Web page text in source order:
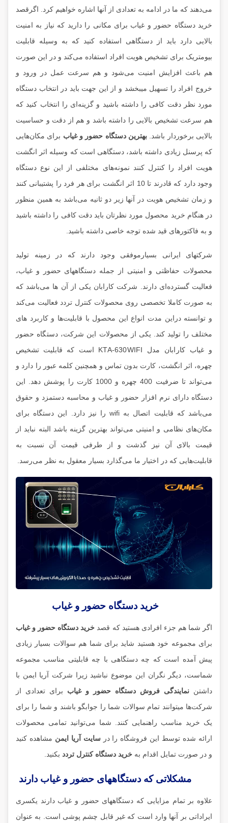
می‌دهند که ما در ادامه به تعدادی از آنها اشاره خواهیم کرد. اگرقصد
خرید دستگاه حضور و غیاب برای مکانی را دارید که نیاز به امنیت
بالایی دارد باید از دستگاهی استفاده کنید که به وسیله قابلیت
بیومتریک برای تشخیص هویت افراد استفاده می‌کند و در این صورت
هم باعث افزایش امنیت می‌شود و هم سرعت عمل در ورود و
خروج افراد را تسهیل میبخشد و از این جهت باید در انتخاب دستگاه
مورد نظر دقت کافی را داشته باشید و گزینه‌ای را انتخاب کنید که
هم سرعت تشخیص بالایی را داشته باشد و هم از دقت و حساسیت
بالایی برخوردار باشد. بهترین دستگاه حضور و غیاب برای مکان‌هایی
که پرسنل زیادی داشته باشد، دستگاهی است که وسیله اثر انگشت
هویت افراد را کنترل ‌کنند نمونه‌های مختلفی از این نوع دستگاه
وجود دارد که قادرند تا 10 اثر انگشت برای هر فرد را پشتیبانی کنند
و زمان تشخیص هویت در آنها زیر دو ثانیه می‌باشد به همین منظور
در هنگام خرید محصول مورد نظرتان باید دقت کافی را داشته باشید
و به فاکتورهای قید شده توجه خاصی داشته باشید.
شرکتهای ایرانی بسیارموفقی وجود دارند که در زمینه تولید
محصولات حفاظتی و امنیتی از جمله دستگاههای حضور و غیاب،
فعالیت گسترده‌ای دارند. شرکت کارابان یکی از آن ها می‌باشد که
به صورت کاملا تخصصی روی محصولات کنترل تردد فعالیت می‌کند
و توانسته دراین مدت انواع این محصول با قابلیت‌ها و کاربرد های
مختلف را تولید کند. یکی از محصولات این شرکت، دستگاه حضور
و غیاب کارابان مدل KTA-630WIFI
است که قابلیت تشخیص
چهره، اثر انگشت، کارت بدون تماس و همچنین کلمه عبور را دارد و
می‌تواند تا ضرفیت 400 چهره و 1000 کارت را پوشش دهد. این
دستگاه دارای نرم افزار حضور و غیاب و محاسبه دستمزد و حقوق
می‌باشد که قابلیت اتصال به wifi را نیز دارد. این دستگاه برای
مکان‌های نظامی و امنیتی می‌تواند بهترین گزینه باشد البته نباید از
قیمت بالای آن نیز گذشت و از طرفی قیمت آن نسبت به
قابلیت‌هایی که در اختیار ما می‌گذارد بسیار معقول به نظر می‌رسد.
خرید دستگاه حضور و غیاب
اگر شما هم جزء افرادی هستید که قصد خرید دستگاه حضور و غیاب
برای مجموعه خود هستید شاید برای شما هم سوالات بسیار زیادی
پیش آمده است که چه دستگاهی با چه قابلیتی مناسب مجموعه
شماست، دیگر نگران این موضوع نباشید زیرا شرکت آریا ایمن با
داشتن نمایندگی فروش دستگاه حضور و غیاب برای تعدادی از
شرکت‌ها میتوانند تمام سوالات شما را جوابگو باشند و شما را برای
یک خرید مناسب راهنمایی کنند. شما می‌توانید تمامی محصولات
ارائه شده توسط این فروشگاه را درسایت آریا ایمن مشاهده کنید
و در صورت تمایل اقدام به خرید دستگاه کنترل تردد بکنید.
مشکلاتی که دستگاههای حضور و غیاب دارند
علاوه بر تمام مزایایی که دستگاههای حضور و غیاب دارند یکسری
ایراداتی بر آنها وارد است که غیر قابل چشم پوشی است. به عنوان